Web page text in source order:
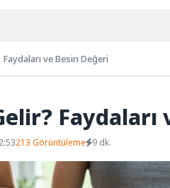
ve Besin Değeri
Faydaları
213 Görüntüleme 9 dk.